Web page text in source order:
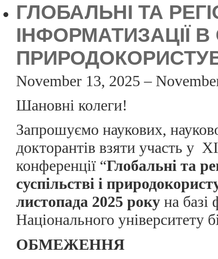
ГЛОБАЛЬНІ ТА
ІНФОРМАТИЗАЦІЇ В
November 13, 2025 –
Шановні колеги!
Запрошуємо наукових,
докторантів взяти участь у
конференції “Глобальні та
суспільстві і
листопада 2025 року на базі
Національного університету
ОБМЕЖЕННЯ